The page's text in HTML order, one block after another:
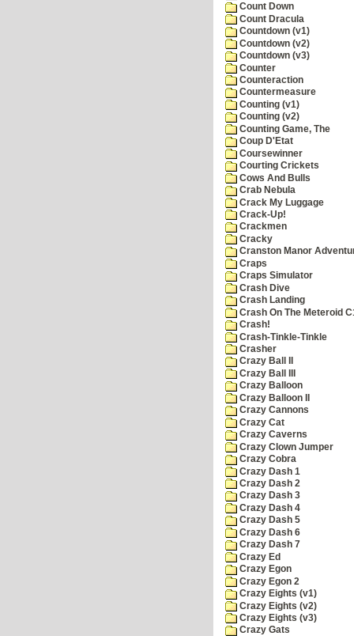
Count Down
Count Dracula
Countdown (v1)
Countdown (v2)
Countdown (v3)
Counter
Counteraction
Countermeasure
Counting (v1)
Counting (v2)
Counting Game, The
Coup D'Etat
Coursewinner
Courting Crickets
Cows And Bulls
Crab Nebula
Crack My Luggage
Crack-Up!
Crackmen
Cracky
Cranston Manor
Craps
Craps Simulator
Crash Dive
Crash Landing
Crash On The Meteroid
Crash!
Crash-Tinkle-Tinkle
Crasher
Crazy Ball II
Crazy Ball III
Crazy Balloon
Crazy Balloon II
Crazy Cannons
Crazy Cat
Crazy Caverns
Crazy Clown Jumper
Crazy Cobra
Crazy Dash 1
Crazy Dash 2
Crazy Dash 3
Crazy Dash 4
Crazy Dash 5
Crazy Dash 6
Crazy Dash 7
Crazy Ed
Crazy Egon
Crazy Egon 2
Crazy Eights (v1)
Crazy Eights (v2)
Crazy Eights (v3)
Crazy Gats